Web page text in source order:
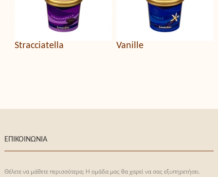
Stracciatella Vanille
ΕΠΙΚΟΙΝΩΝΙΑ
Θέλετε να μάθετε περισσότερα; Η ομάδα μας θα χαρεί να σας εξυπηρετήσει.